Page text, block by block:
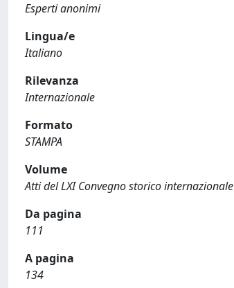
Esperti anonimi
Lingua/e
Italiano
Rilevanza
Internazionale
Formato
STAMPA
Volume
Atti del LXI Convegno storico internazionale
Da pagina
111
A pagina
134